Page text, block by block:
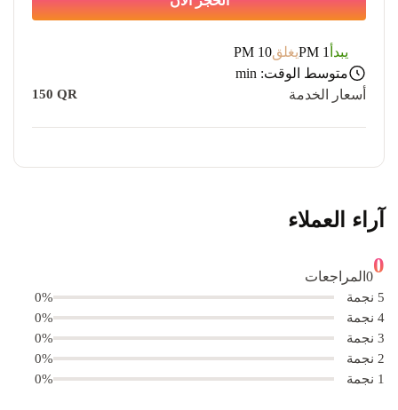
يبدأ 1 PM يغلق10 PM
متوسط ​​الوقت: min
أسعار الخدمة
150 QR
آراء العملاء
0
0 المراجعات
5 نجمة
0%
4 نجمة
0%
3 نجمة
0%
2 نجمة
0%
1 نجمة
0%